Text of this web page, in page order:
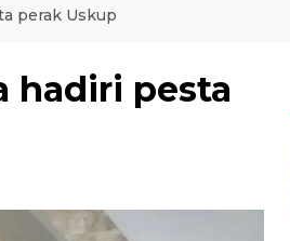
perak Uskup
hadiri pesta